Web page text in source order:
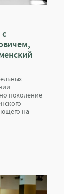
поколение
на